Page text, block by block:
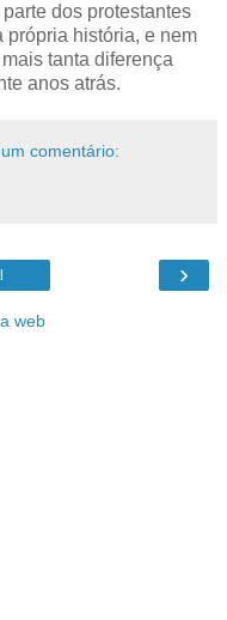
dos protestantes
própria história, e nem
tanta diferença
anos atrás.
comentário:
›
web